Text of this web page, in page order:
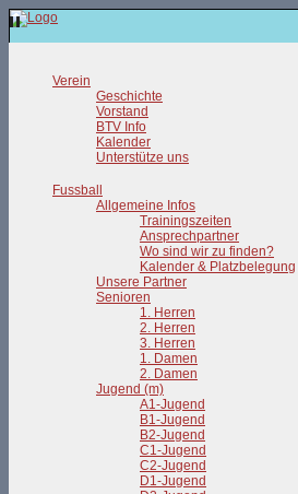
Verein
Geschichte
Vorstand
BTV Info
Kalender
Unterstütze uns
Fussball
Allgemeine Infos
Trainingszeiten
Ansprechpartner
Wo sind wir zu finden?
Kalender & Platzbelegung
Unsere Partner
Senioren
1. Herren
2. Herren
3. Herren
1. Damen
2. Damen
Jugend (m)
A1-Jugend
B1-Jugend
B2-Jugend
C1-Jugend
C2-Jugend
D1-Jugend